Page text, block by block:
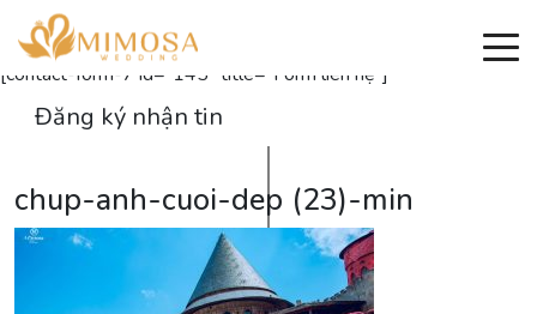
Đăng ký nhận thông tin
[contact-form-7 id="145" title="Form liên hệ"]
Đăng ký nhận tin
chup-anh-cuoi-dep (23)-min